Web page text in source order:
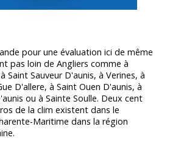
pour une évaluation ici de même
pas loin de Angliers comme à
Saint Sauveur D'aunis, à Verines, à
D'allere, à Saint Ouen D'aunis, à
ou à Sainte Soulle. Deux cent
de la clim existent dans le
Maritime dans la région